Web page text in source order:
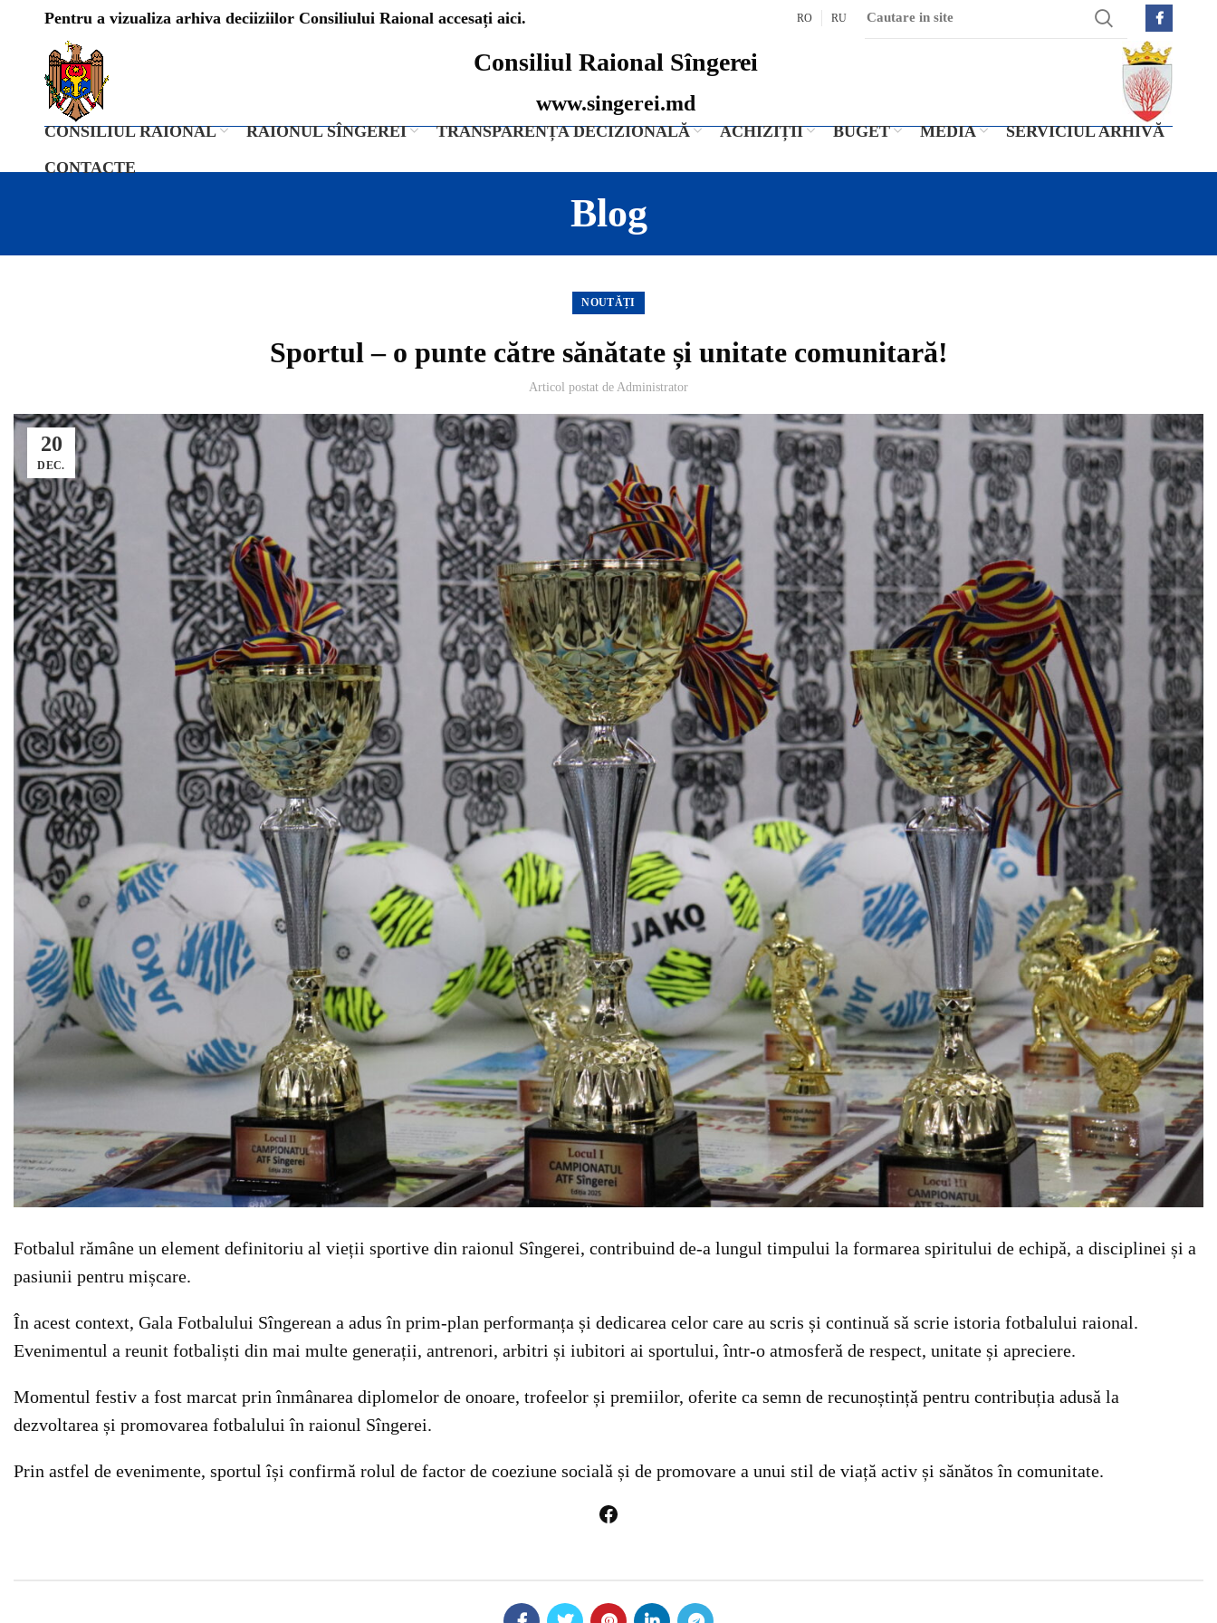
Pentru a vizualiza arhiva deciiziilor Consiliului Raional accesați aici. RO RU
Consiliul Raional Sîngerei
www.singerei.md
CONSILIUL RAIONAL RAIONUL SÎNGEREI TRANSPARENȚA DECIZIONALĂ ACHIZIȚII BUGET MEDIA
SERVICIUL ARHIVĂ
CONTACTE
Blog
NOUTĂȚI
Sportul – o punte către sănătate și unitate comunitară!
Articol postat de Administrator
20
DEC.
Fotbalul rămâne un element definitoriu al vieții sportive din raionul Sîngerei, contribuind de-a lungul timpului la formarea spiritului de echipă, a disciplinei și a
pasiunii pentru mișcare.
În acest context, Gala Fotbalului Sîngerean a adus în prim-plan performanța și dedicarea celor care au scris și continuă să scrie istoria fotbalului raional.
Evenimentul a reunit fotbaliști din mai multe generații, antrenori, arbitri și iubitori ai sportului, într-o atmosferă de respect, unitate și apreciere.
Momentul festiv a fost marcat prin înmânarea diplomelor de onoare, trofeelor și premiilor, oferite ca semn de recunoștință pentru contribuția adusă la
dezvoltarea și promovarea fotbalului în raionul Sîngerei.
Prin astfel de evenimente, sportul își confirmă rolul de factor de coeziune socială și de promovare a unui stil de viață activ și sănătos în comunitate.
Facebook